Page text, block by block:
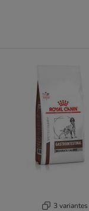
3 variantes